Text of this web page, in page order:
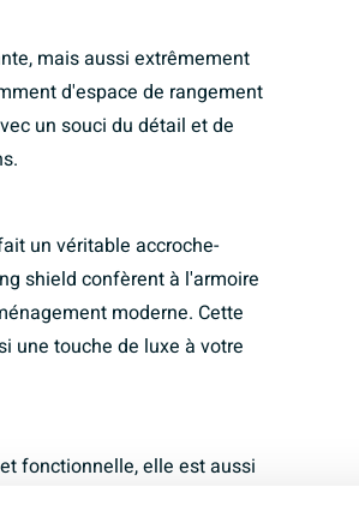
mais aussi extrêmement
d'espace de rangement
un souci du détail et de
un véritable accroche-
shield confèrent à l'armoire
moderne. Cette
une touche de luxe à votre
fonctionnelle, elle est aussi
à l'humidité et à l'usure,